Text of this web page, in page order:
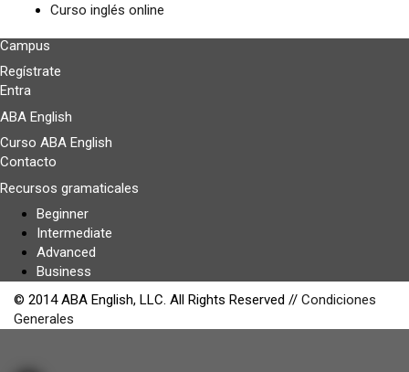
Curso inglés online
Campus
Regístrate
Entra
ABA English
Curso ABA English
Contacto
Recursos gramaticales
Beginner
Intermediate
Advanced
Business
© 2014 ABA English, LLC. All Rights Reserved // Condiciones
Generales